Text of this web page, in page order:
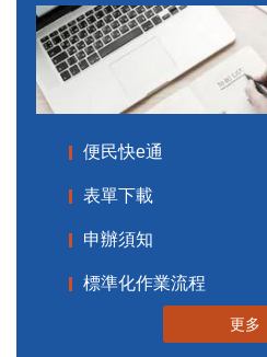
便民快e通
表單下載
申辦須知
標準化作業流程
更多